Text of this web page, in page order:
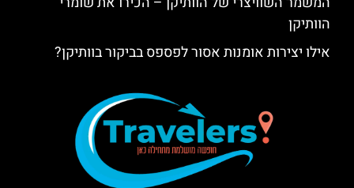
הוותיקן
אילו יצירות אומנות אסור לפספס בביקור בוותיקן?